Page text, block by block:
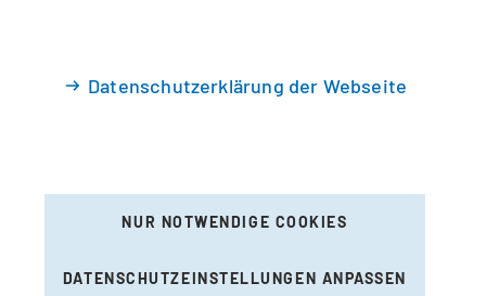
Datenschutzerklärung der Webseite
NUR NOTWENDIGE COOKIES
DATENSCHUTZEINSTELLUNGEN ANPASSEN